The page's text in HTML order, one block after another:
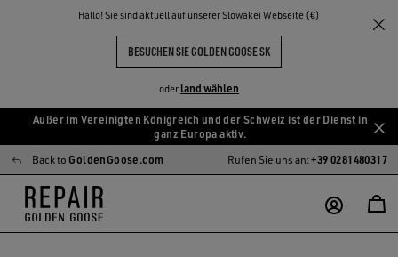
Hallo! Sie sind aktuell auf unserer Slowakei Webseite (€)
BESUCHEN SIE GOLDEN GOOSE SK
oder land wählen
Hauptinhalt
springen
Footer-
Inhalt
springen
Außer im Vereinigten Königreich und der Schweiz ist der Dienst in
ganz Europa aktiv.
Back to GoldenGoose.com Rufen Sie uns an:+39 0281480317